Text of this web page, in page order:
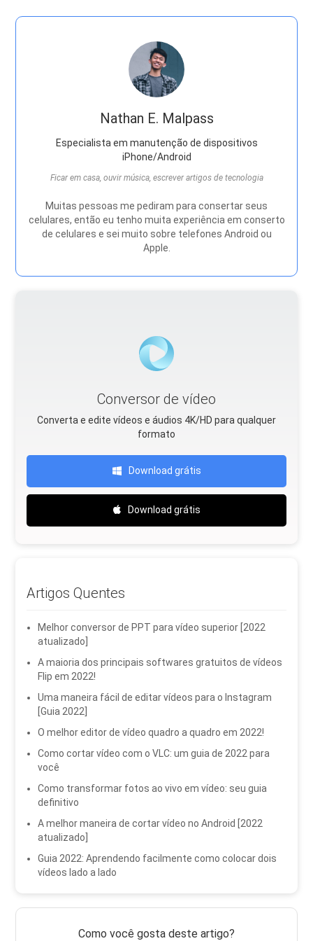
Nathan E. Malpass
Especialista em manutenção de dispositivos
iPhone/Android
Ficar em casa, ouvir música, escrever artigos de tecnologia
Muitas pessoas me pediram para consertar seus
celulares, então eu tenho muita experiência em conserto
de celulares e sei muito sobre telefones Android ou
Apple.
Conversor de vídeo
Converta e edite vídeos e áudios 4K/HD para qualquer
formato
Download grátis
Download grátis
Artigos Quentes
Melhor conversor de PPT para vídeo superior [2022
atualizado]
A maioria dos principais softwares gratuitos de vídeos
Flip em 2022!
Uma maneira fácil de editar vídeos para o Instagram
[Guia 2022]
O melhor editor de vídeo quadro a quadro em 2022!
Como cortar vídeo com o VLC: um guia de 2022 para
você
Como transformar fotos ao vivo em vídeo: seu guia
definitivo
A melhor maneira de cortar vídeo no Android [2022
atualizado]
Guia 2022: Aprendendo facilmente como colocar dois
vídeos lado a lado
Como você gosta deste artigo?